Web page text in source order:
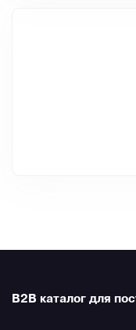
B2B каталог для